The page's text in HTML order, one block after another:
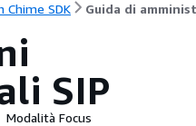
Chime SDK Guida di
SIP
Modalità Focus